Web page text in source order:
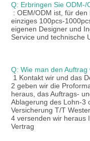
Q: Erbringen Sie ODM-/
: OEM/ODM ist, für
einziges 100pcs-
eigenen Designer und
Service und technische
Q: Wie man den Auftrag
1 Kontakt wir und das
2 geben wir die
heraus, das Auftrags-
Ablagerung des Lohn-3
Versicherung T/T
4 versenden wir heraus
Vertrag